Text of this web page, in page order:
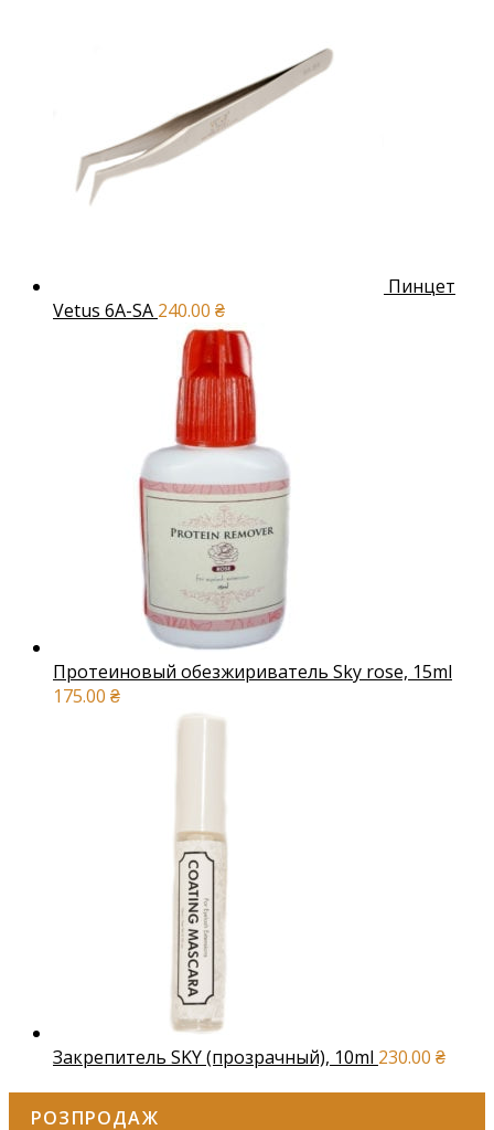
Пинцет
Vetus 6A-SA 240.00 ₴
Протеиновый обезжириватель Sky rose, 15ml
175.00 ₴
Закрепитель SKY (прозрачный), 10ml 230.00 ₴
РОЗПРОДАЖ